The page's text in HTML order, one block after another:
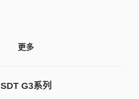
更多
SDT G3系列